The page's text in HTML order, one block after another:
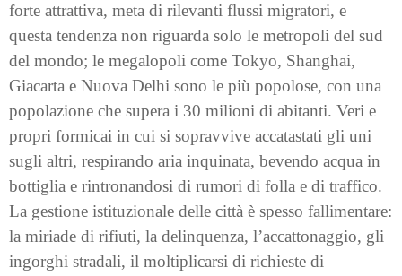
forte attrattiva, meta di rilevanti flussi migratori, e
questa tendenza non riguarda solo le metropoli del sud
del mondo; le megalopoli come Tokyo, Shanghai,
Giacarta e Nuova Delhi sono le più popolose, con una
popolazione che supera i 30 milioni di abitanti. Veri e
propri formicai in cui si sopravvive accatastati gli uni
sugli altri, respirando aria inquinata, bevendo acqua in
bottiglia e rintronandosi di rumori di folla e di traffico.
La gestione istituzionale delle città è spesso fallimentare:
la miriade di rifiuti, la delinquenza, l’accattonaggio, gli
ingorghi stradali, il moltiplicarsi di richieste di